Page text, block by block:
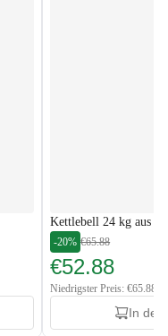
Kettlebell 24 kg aus
-20% €65.88
€52.88
Niedrigster Preis: €65.88
In den